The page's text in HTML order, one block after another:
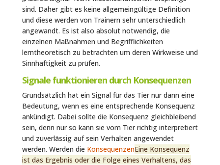
sind. Daher gibt es keine allgemeingültige Definition
und diese werden von Trainern sehr unterschiedlich
angewandt. Es ist also absolut notwendig, die
einzelnen Maßnahmen und Begrifflichkeiten
lerntheoretisch zu betrachten um deren Wirkweise und
Sinnhaftigkeit zu prüfen.
Signale funktionieren durch Konsequenzen
Grundsätzlich hat ein Signal für das Tier nur dann eine
Bedeutung, wenn es eine entsprechende Konsequenz
ankündigt. Dabei sollte die Konsequenz gleichbleibend
sein, denn nur so kann sie vom Tier richtig interpretiert
und zuverlässig auf sein Verhalten angewendet
werden. Werden die KonsequenzenEine Konsequenz
ist das Ergebnis oder die Folge eines Verhaltens, das